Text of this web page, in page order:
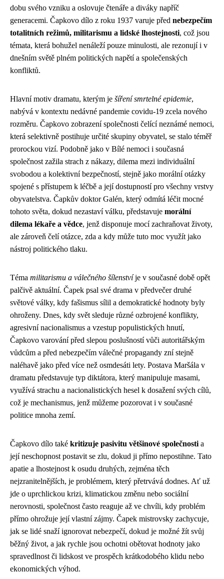
dobu svého vzniku a oslovuje čtenáře a diváky napříč
generacemi. Čapkovo dílo z roku 1937 varuje před nebezpečím
totalitních režimů, militarismu a lidské lhostejnosti, což jsou
témata, která bohužel nenáleží pouze minulosti, ale rezonují i v
dnešním světě plném politických napětí a společenských
konfliktů.
Hlavní motiv dramatu, kterým je šíření smrtelné epidemie,
nabývá v kontextu nedávné pandemie covidu-19 zcela nového
rozměru. Čapkovo zobrazení společnosti čelící neznámé nemoci,
která selektivně postihuje určité skupiny obyvatel, se stalo téměř
prorockou vizí. Podobně jako v Bílé nemoci i současná
společnost zažila strach z nákazy, dilema mezi individuální
svobodou a kolektivní bezpečností, stejně jako morální otázky
spojené s přístupem k léčbě a její dostupností pro všechny vrstvy
obyvatelstva. Čapkův doktor Galén, který odmítá léčit mocné
tohoto světa, dokud nezastaví válku, představuje morální
dilema lékaře a vědce, jenž disponuje mocí zachraňovat životy,
ale zároveň čelí otázce, zda a kdy může tuto moc využít jako
nástroj politického tlaku.
Téma militarismu a válečného šílenstvíje v současné době opět
palčivě aktuální. Čapek psal své drama v předvečer druhé
světové války, kdy fašismus sílil a demokratické hodnoty byly
ohroženy. Dnes, kdy svět sleduje různé ozbrojené konflikty,
agresivní nacionalismus a vzestup populistických hnutí,
Čapkovo varování před slepou poslušností vůči autoritářským
vůdcům a před nebezpečím válečné propagandy zní stejně
naléhavě jako před více než osmdesáti lety. Postava Maršála v
dramatu představuje typ diktátora, který manipuluje masami,
využívá strachu a nacionalistických hesel k dosažení svých cílů,
což je mechanismus, jenž můžeme pozorovat i v současné
politice mnoha zemí.
Čapkovo dílo také kritizuje pasivitu většinové společnosti a
její neschopnost postavit se zlu, dokud ji přímo nepostihne. Tato
apatie a lhostejnost k osudu druhých, zejména těch
nejzranitelnějších, je problémem, který přetrvává dodnes. Ať už
jde o uprchlickou krizi, klimatickou změnu nebo sociální
nerovnosti, společnost často reaguje až ve chvíli, kdy problém
přímo ohrožuje její vlastní zájmy. Čapek mistrovsky zachycuje,
jak se lidé snaží ignorovat nebezpečí, dokud je možné žít svůj
běžný život, a jak rychle jsou ochotni obětovat hodnoty jako
spravedlnost či lidskost ve prospěch krátkodobého klidu nebo
ekonomických výhod.